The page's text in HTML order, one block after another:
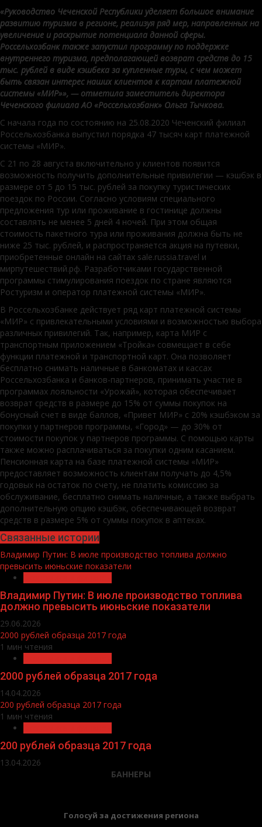
«Руководство Чеченской Республики уделяет большое внимание
развитию туризма в регионе, реализуя ряд мер, направленных на
увеличение и раскрытие потенциала данной сферы.
Россельхозбанк также запустил программу по поддержке
внутреннего туризма, предполагающей возврат средств до 15
тыс. рублей в виде кэшбека за купленные туры, с чем может
быть связан интерес наших клиентов к картам платежной
системы «МИР»», — отметила заместитель директора
Чеченского филиала АО «Россельхозбанк» Ольга Тычкова.
С начала года по состоянию на 25.08.2020 Чеченский филиал
Россельхозбанка выпустил порядка 47 тысяч карт платежной
системы «МИР».
С 21 по 28 августа включительно у клиентов появится
возможность получить дополнительные привилегии — кэшбэк в
размере от 5 до 15 тыс. рублей за покупку туристических
поездок по России. Согласно условиям специального
предложения тур или проживание в гостинице должны
составлять не менее 5 дней 4 ночей. При этом общая
стоимость пакетного тура или проживания должна быть не
ниже 25 тыс. рублей, и распространяется акция на путевки,
приобретенные онлайн на сайтах sale.russia.travel и
мирпутешествий.рф. Разработчиками государственной
программы стимулирования поездок по стране являются
Ростуризм и оператор платежной системы «МИР».
В Россельхозбанке действует ряд карт платежной системы
«МИР» с привлекательными условиями и возможностью выбора
различных привилегий. Так, например, карта МИР с
транспортным приложением «Тройка» совмещает в себе
функции платежной и транспортной карт. Она позволяет
бесплатно снимать наличные в банкоматах и кассах
Россельхозбанка и банков-партнеров, принимать участие в
программах лояльности «Урожай», которая обеспечивает
возврат средств в размере до 15% от суммы покупок на
бонусный счет в виде баллов, «Привет МИР» с 20% кэшбэком за
покупки у партнеров программы, «Город» — до 30% от
стоимости покупок у партнеров программы. С помощью карты
также можно расплачиваться за покупки одним касанием.
Пенсионная карта на базе платежной системы «МИР»
предоставляет возможность клиентам получать до 4,5%
годовых на остаток по счету, не платить комиссию за
обслуживание, бесплатно снимать наличные, а также выбрать
дополнительную опцию кэшбэк, обеспечивающей возврат
средств в размере 5% от суммы покупок в аптеках.
Связанные истории
Владимир Путин: В июле производство топлива должно
превысить июньские показатели
Владимир Путин: В июле производство топлива
должно превысить июньские показатели
29.06.2026
2000 рублей образца 2017 года
1 мин чтения
2000 рублей образца 2017 года
14.04.2026
200 рублей образца 2017 года
1 мин чтения
200 рублей образца 2017 года
13.04.2026
БАННЕРЫ
Голосуй за достижения региона